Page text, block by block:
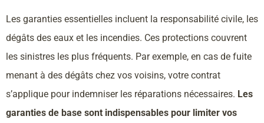
Les garanties essentielles incluent la responsabilité civile, les
dégâts des eaux et les incendies. Ces protections couvrent
les sinistres les plus fréquents. Par exemple, en cas de fuite
menant à des dégâts chez vos voisins, votre contrat
s’applique pour indemniser les réparations nécessaires. Les
garanties de base sont indispensables pour limiter vos